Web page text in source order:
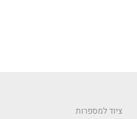
ציוד למספרות